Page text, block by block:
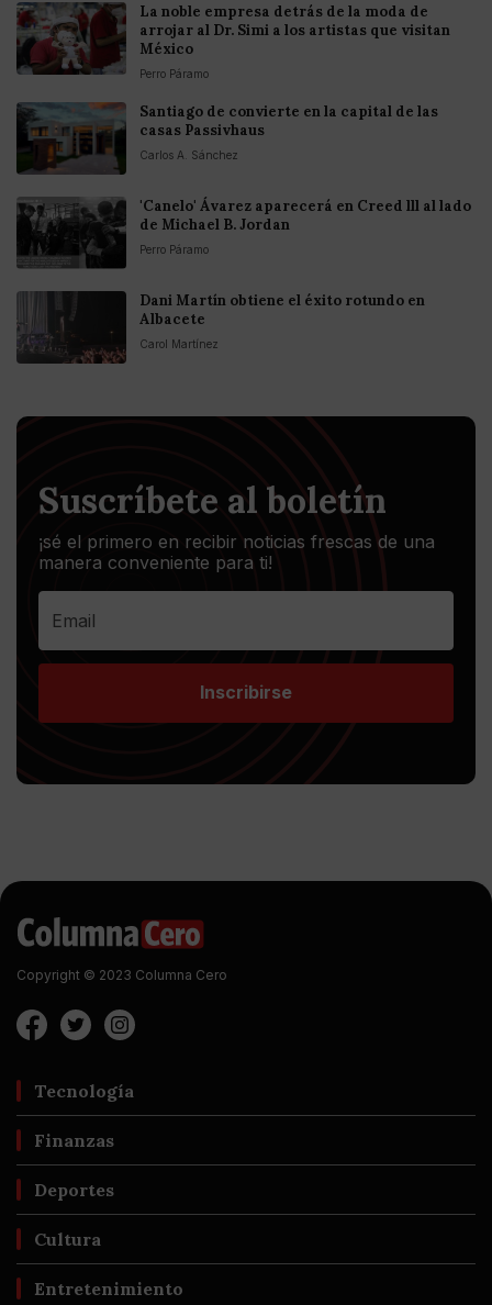
La noble empresa detrás de la moda de
arrojar al Dr. Simi a los artistas que visitan
México
Perro Páramo
Santiago de convierte en la capital de las
casas Passivhaus
Carlos A. Sánchez
'Canelo' Ávarez aparecerá en Creed lll al lado
de Michael B. Jordan
Perro Páramo
Dani Martín obtiene el éxito rotundo en
Albacete
Carol Martínez
Suscríbete al boletín
¡sé el primero en recibir noticias frescas de una
manera conveniente para ti!
Inscribirse
Copyright © 2023 Columna Cero
Tecnología
Finanzas
Deportes
Cultura
Entretenimiento